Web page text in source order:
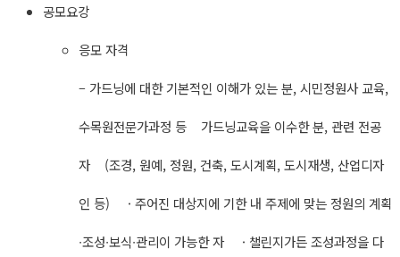
공모요강
응모 자격
– 가드닝에 대한 기본적인 이해가 있는 분, 시민정원사 교육,
수목원전문가과정 등 가드닝교육을 이수한 분, 관련 전공
자 (조경, 원예, 정원, 건축, 도시계획, 도시재생, 산업디자
인 등) · 주어진 대상지에 기한 내 주제에 맞는 정원의 계획
∙조성∙보식∙관리이 가능한 자 · 챌린지가든 조성과정을 다